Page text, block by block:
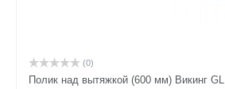
(0)
Полик над вытяжкой (600 мм) Викинг GL